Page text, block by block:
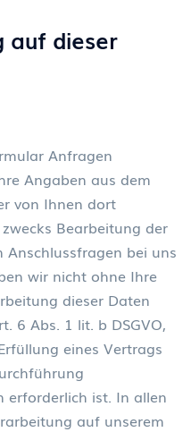
auf dieser
Anfragen
Angaben aus dem
von Ihnen dort
Bearbeitung der
bei uns
wir nicht ohne Ihre
dieser Daten
6 Abs. 1 lit. b DSGVO,
eines Vertrags
erforderlich ist. In allen
auf unserem